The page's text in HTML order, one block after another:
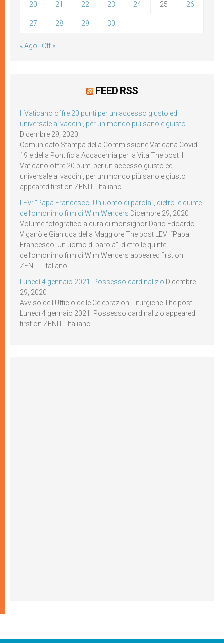
20 21 22 23 24 25 26
27 28 29 30
« Ago Ott »
FEED RSS
Il Vaticano offre 20 punti per un accesso giusto ed
universale ai vaccini, per un mondo più sano e giusto
Dicembre 29, 2020
Comunicato Stampa della Commissione Vaticana Covid-
19 e della Pontificia Accademia per la Vita The post Il
Vaticano offre 20 punti per un accesso giusto ed
universale ai vaccini, per un mondo più sano e giusto
appeared first on ZENIT - Italiano.
LEV: “Papa Francesco. Un uomo di parola”, dietro le quinte
dell’omonimo film di Wim Wenders Dicembre 29, 2020
Volume fotografico a cura di monsignor Dario Edoardo
Viganò e Gianluca della Maggiore The post LEV: “Papa
Francesco. Un uomo di parola”, dietro le quinte
dell’omonimo film di Wim Wenders appeared first on
ZENIT - Italiano.
Lunedì 4 gennaio 2021: Possesso cardinalizio Dicembre
29, 2020
Avviso dell’Ufficio delle Celebrazioni Liturgiche The post
Lunedì 4 gennaio 2021: Possesso cardinalizio appeared
first on ZENIT - Italiano.